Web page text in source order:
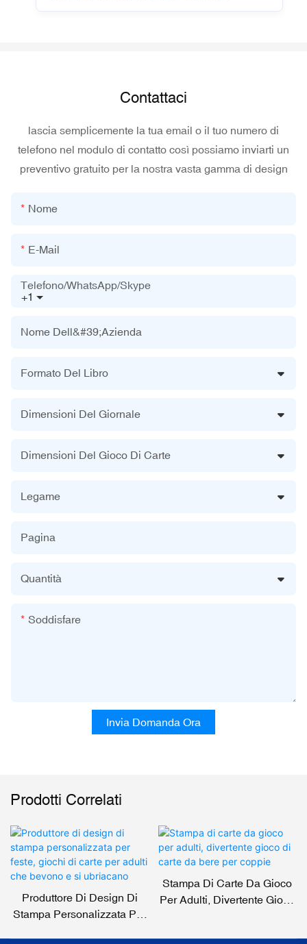
Contattaci
lascia semplicemente la tua email o il tuo numero di
telefono nel modulo di contatto così possiamo inviarti un
preventivo gratuito per la nostra vasta gamma di design
Nome
E-Mail
+1
Telefono/WhatsApp/Skype
Nome Dell&#39;azienda
Formato Del Libro
Dimensioni Del Giornale
Dimensioni Del Gioco Di Carte
Legame
Pagina
Quantità
Soddisfare
Invia Domanda Ora
Prodotti Correlati
Produttore Di Design Di
Stampa Personalizzata Per
Stampa Di Carte Da Gioco
Per Adulti, Divertente Gioco